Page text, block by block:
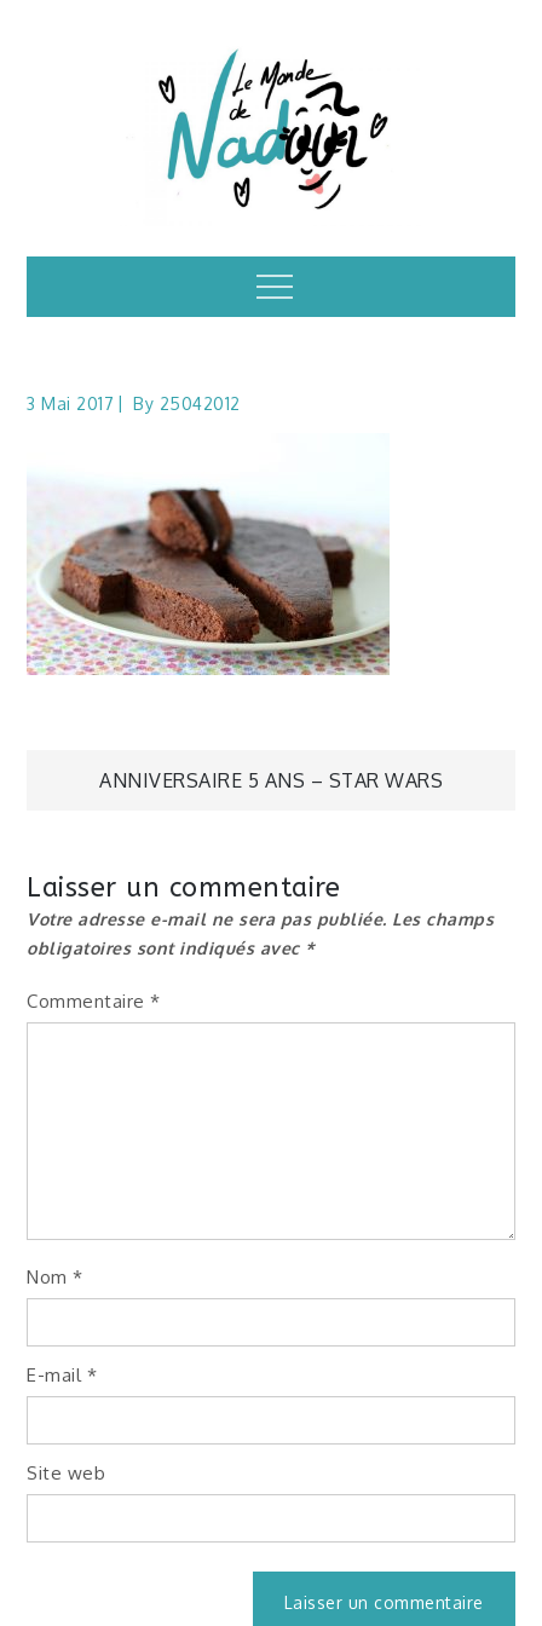
Illustrations – le
monde de Nadoo
Menu
3 Mai 2017 By 25042012
Navigation
l’article
ANNIVERSAIRE 5 ANS – STAR WARS
Laisser un commentaire
Votre adresse e-mail ne sera pas publiée. Les champs
obligatoires sont indiqués avec *
Commentaire*
Nom*
E-mail *
Site web